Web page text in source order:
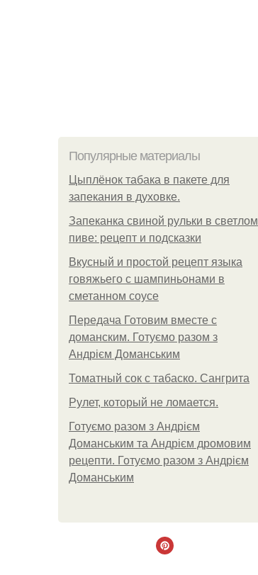
Популярные материалы
Цыплёнок табака в пакете для
запекания в духовке.
Запеканка свиной рульки в светлом
пиве: рецепт и подсказки
Вкусный и простой рецепт языка
говяжьего с шампиньонами в
сметанном соусе
Передача Готовим вместе с
доманским. Готуємо разом з
Андрієм Доманським
Томатный сок с табаско. Сангрита
Рулет, который не ломается.
Готуємо разом з Андрієм
Доманським та Андрієм дромовим
рецепти. Готуємо разом з Андрієм
Доманським